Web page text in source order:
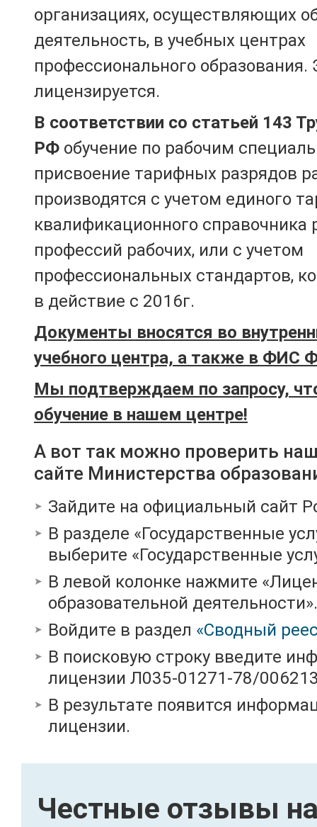
организациях, осуществляющих
деятельность, в учебных центрах
профессионального образования.
лицензируется.
В соответствии со статьей 143
РФ обучение по рабочим
присвоение тарифных разрядов
производятся с учетом единого
квалификационного справочника
профессий рабочих, или с учетом
профессиональных стандартов,
в действие с 2016г.
Документы вносятся во
учебного центра, а также в ФИС
Мы подтверждаем по запросу,
обучение в нашем центре!
А вот так можно проверить
сайте Министерства
Зайдите на официальный сайт
В разделе «Государственные
выберите «Государственные
В левой колонке нажмите
образовательной деятельности».
Войдите в раздел «Сводный
В поисковую строку введите
лицензии Л035-01271-78/
В результате появится
лицензии.
Честные отзывы